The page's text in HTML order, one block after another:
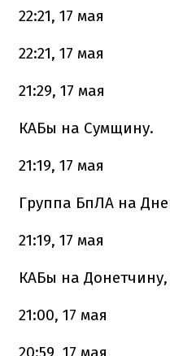
22:21, 17 мая
22:21, 17 мая
21:29, 17 мая
КАБы на Сумщину.
21:19, 17 мая
Группа БпЛА на
21:19, 17 мая
КАБы на
21:00, 17 мая
20:59, 17 мая